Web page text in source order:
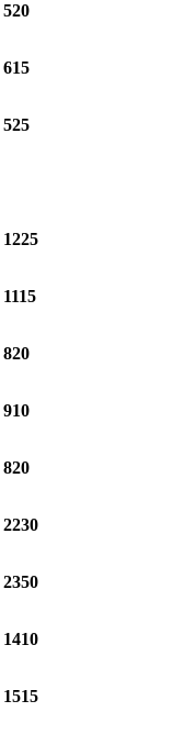
520
615
525
1225
1115
820
910
820
2230
2350
1410
1515